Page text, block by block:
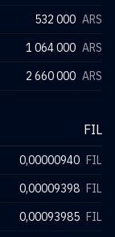
532 000 ARS
1 064 000 ARS
2 660 000 ARS
FIL
0,00000940 FIL
0,00009398 FIL
0,00093985 FIL